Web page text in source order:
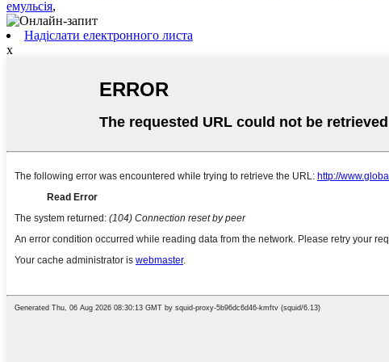
емульсія,
Надіслати електронного листа
x